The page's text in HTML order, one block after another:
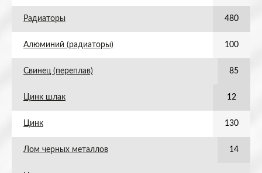
Радиаторы 480
Алюминий (радиаторы) 100
Свинец (переплав) 85
Цинк шлак 12
Цинк 130
Лом черных металлов 14